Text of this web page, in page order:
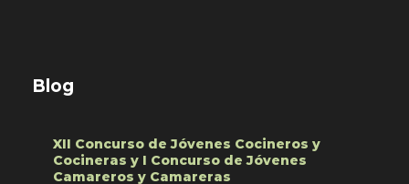
Blog
XII Concurso de Jóvenes Cocineros y
Cocineras y I Concurso de Jóvenes
Camareros y Camareras